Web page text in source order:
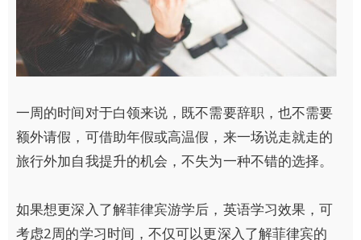
一周的时间对于白领来说，既不需要辞职，也不需要
额外请假，可借助年假或高温假，来一场说走就走的
旅行外加自我提升的机会，不失为一种不错的选择。
如果想更深入了解菲律宾游学后，英语学习效果，可
考虑2周的学习时间，不仅可以更深入了解菲律宾的